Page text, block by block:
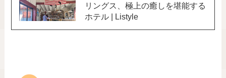
リングス、極上の癒しを堪能する
ホテル | Listyle